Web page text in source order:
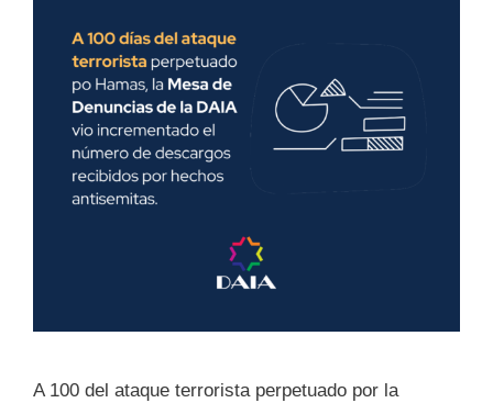
A 100 del ataque terrorista perpetuado por la